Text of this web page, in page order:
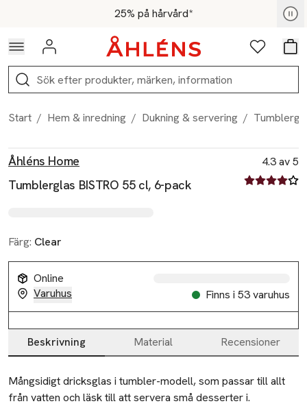
Hoppa till navigationsmenyn25% på hårvård*
För medlemmar - Shoppa nu
Logga in Favoriter
Sök
Start / Hem & inredning / Dukning & servering /
Åhléns Home
Tumblerglas BISTRO 55 cl, 6-pack
4.3 av 5
4.3 av fem
Färg: Clear
Online
Varuhus
Finns i 53 varuhus
Beskrivning Material Recensioner
Beskrivning
Mångsidigt dricksglas i tumbler-modell, som passar till allt
från vatten och läsk till att servera små desserter i.